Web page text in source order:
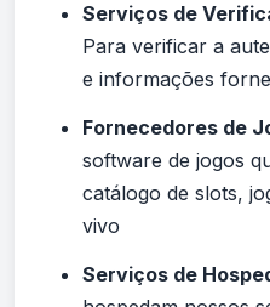
Serviços de
Para verificar a
e informações
Fornecedores de
software de jogos
catálogo de slots,
vivo
Serviços de